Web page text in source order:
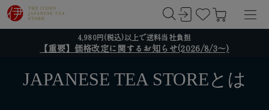
4,980円(税込)以上で送料当社負担
【重要】価格改定に関するお知らせ(2026/8/3～)
JAPANESE TEA STOREとは